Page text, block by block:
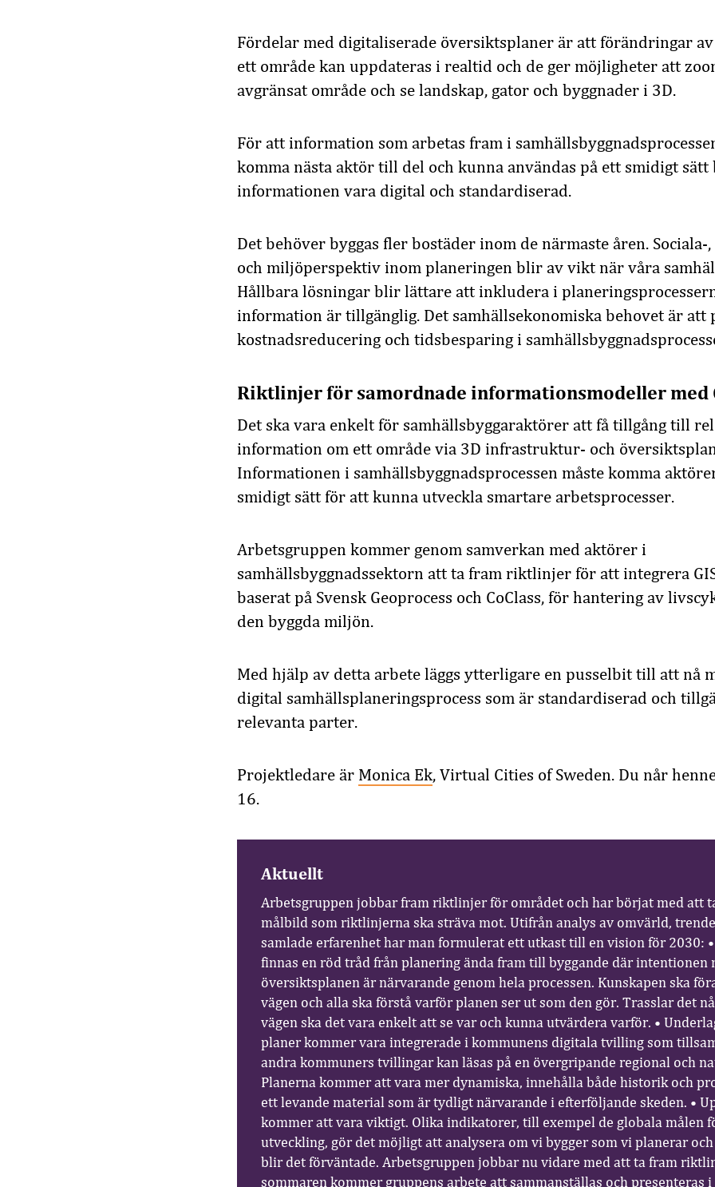
Fördelar med digitaliserade översiktsplaner är att förändringar
ett område kan uppdateras i realtid och de ger möjligheter att
avgränsat område och se landskap, gator och byggnader i 3D.
För att information som arbetas fram i
komma nästa aktör till del och kunna användas på ett smidigt sätt
informationen vara digital och standardiserad.
Det behöver byggas fler bostäder inom de närmaste åren. Sociala-
och miljöperspektiv inom planeringen blir av vikt när våra
Hållbara lösningar blir lättare att inkludera i
information är tillgänglig. Det samhällsekonomiska behovet är att
kostnadsreducering och tidsbesparing i
Riktlinjer för samordnade informationsmodeller med
Det ska vara enkelt för samhällsbyggaraktörer att få tillgång till
information om ett område via 3D infrastruktur- och
Informationen i samhällsbyggnadsprocessen måste komma
smidigt sätt för att kunna utveckla smartare arbetsprocesser.
Arbetsgruppen kommer genom samverkan med aktörer i
samhällsbyggnadssektorn att ta fram riktlinjer för att integrera
baserat på Svensk Geoprocess och CoClass, för hantering av
den byggda miljön.
Med hjälp av detta arbete läggs ytterligare en pusselbit till att nå
digital samhällsplaneringsprocess som är standardiserad och
relevanta parter.
Projektledare är Monica Ek, Virtual Cities ofSweden. Du når
16.
Aktuellt
Arbetsgruppen jobbar fram riktlinjer för området och har börjat med att
målbild som riktlinjerna ska sträva mot. Utifrån analys av omvärld,
samlade erfarenhet har man formulerat ett utkast till en vision för 2030:
finnas en röd tråd från planering ända fram till byggande där intentionen
översiktsplanen är närvarande genom hela processen. Kunskapen ska
vägen och alla ska förstå varför planen ser ut som den gör. Trasslar det
vägen ska det vara enkelt att se var och kunna utvärdera varför. •
planer kommer vara integrerade i kommunens digitala tvilling som
andra kommuners tvillingar kan läsas på en övergripande regional och
Planerna kommer att vara mer dynamiska, innehålla både historik och
ett levande material som är tydligt närvarande i efterföljande skeden. •
kommer att vara viktigt. Olika indikatorer, till exempel de globala målen
utveckling, gör det möjligt att analysera om vi bygger som vi planerar
blir det förväntade. Arbetsgruppen jobbar nu vidare med att ta fram
sommaren kommer gruppens arbete att sammanställas och presenteras